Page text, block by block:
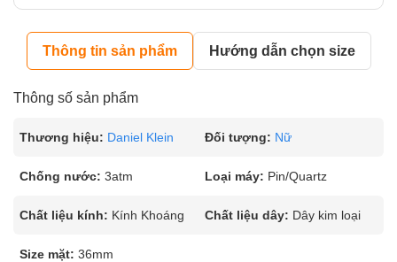
Thông tin sản phẩm Hướng dẫn chọn size
Thông số sản phẩm
Thương hiệu: Daniel Klein Đối tượng: Nữ
Chống nước: 3atm Loại máy: Pin/Quartz
Chất liệu kính: Kính Khoáng Chất liệu dây: Dây kim loại
Size mặt: 36mm